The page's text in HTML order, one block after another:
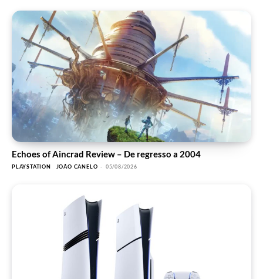
Echoes of Aincrad Review – De regresso a 2004
PLAYSTATION JOÃO CANELO - 05/08/2026